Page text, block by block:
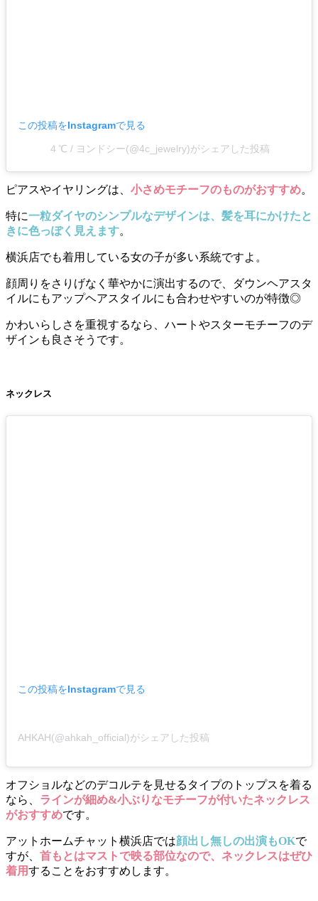
この投稿をInstagramで見る
４℃ / ヨンドシー(@4c_jewelry)がシェアした投稿
ピアスやイヤリングは、 小さめモチーフのものがおすすめ。
特に一粒ダイヤのシンプルなデザインは、髪を耳にかけたと
きに色っぽく見えます。
横浜店でも着用している女の子が多い系統ですよ。
顔周りをさりげなく華やかに演出するので、ダウンヘアスタ
イルにもアップヘアスタイルにも合わせやすいのが特徴◎
かわいらしさを重視するなら、ハートやスターモチーフのデ
ザインも良さそうです。
ネックレス
この投稿をInstagramで見る
AHKAH(@ahkah_official)がシェアした投稿
オフショルなどのデコルテを見せるタイプのトップスを着る
なら、 ラインが細め&小ぶりなモチーフが付いたネックレス
がおすすめです。
アットホームチャット横浜店では顔出し無しの出演もOKで
すが、 首もとはマストで映る部位なので、ネックレスはぜひ
着用することをおすすめします。